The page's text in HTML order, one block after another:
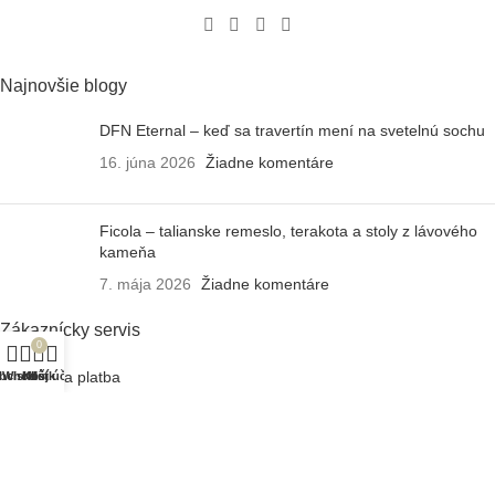
Najnovšie blogy
DFN Eternal – keď sa travertín mení na svetelnú sochu
16. júna 2026
Žiadne komentáre
Ficola – talianske remeslo, terakota a stoly z lávového
kameňa
7. mája 2026
Žiadne komentáre
Zákaznícky servis
Doprava a platba
Wishlist
0
Košík
Môj účet